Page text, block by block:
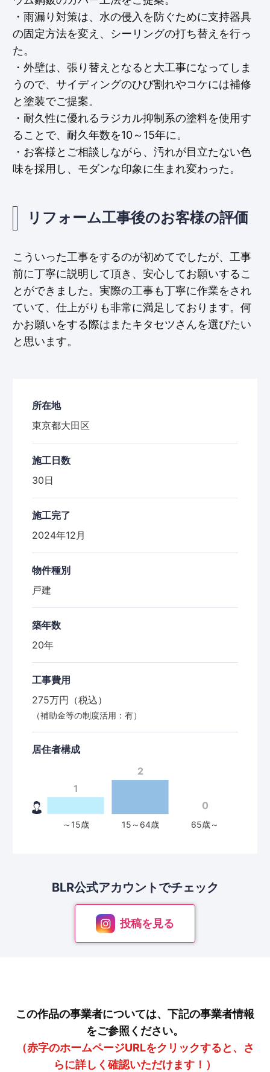
・雨漏り対策は、水の侵入を防ぐために支持器具
の固定方法を変え、シーリングの打ち替えを行っ
た。
・外壁は、張り替えとなると大工事になってしま
うので、サイディングのひび割れやコケには補修
と塗装でご提案。
・耐久性に優れるラジカル抑制系の塗料を使用す
ることで、耐久年数を10～15年に。
・お客様とご相談しながら、汚れが目立たない色
味を採用し、モダンな印象に生まれ変わった。
リフォーム工事後のお客様の評価
こういった工事をするのが初めてでしたが、工事
前に丁寧に説明して頂き、安心してお願いするこ
とができました。実際の工事も丁寧に作業をされ
ていて、仕上がりも非常に満足しております。何
かお願いをする際はまたキタセツさんを選びたい
と思います。
所在地
東京都大田区
施工日数
30日
施工完了
2024年12月
物件種別
戸建
築年数
20年
工事費用
275万円（税込）
（補助金等の制度活用：有）
居住者構成
BLR公式アカウントでチェック
投稿を見る
この作品の事業者については、下記の事業者情報
をご参照ください。
（赤字のホームページURLをクリックすると、さ
らに詳しく確認いただけます！）